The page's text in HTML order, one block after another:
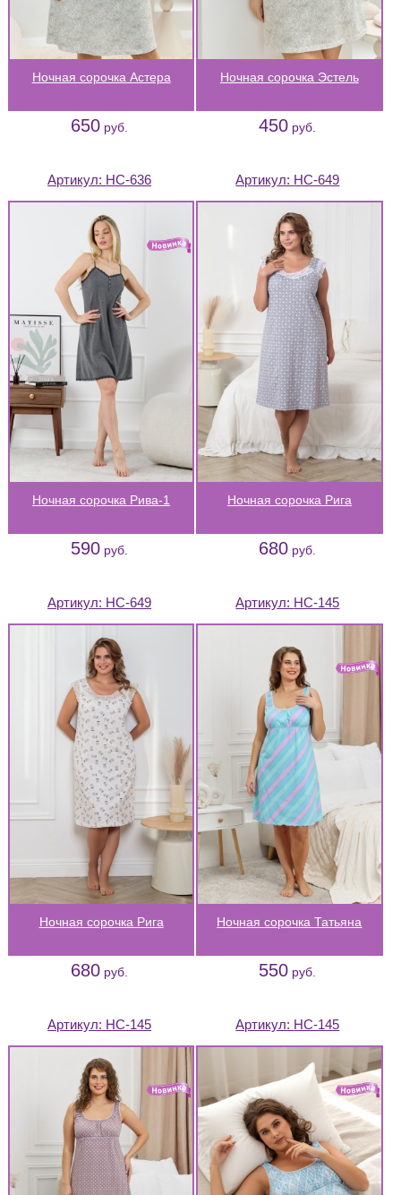
Ночная сорочка Астера
650 руб.
Ночная сорочка Эстель
450 руб.
Артикул: НС-636
Ночная сорочка Рива-1
590 руб.
Артикул: НС-649
Ночная сорочка Рига
680 руб.
Артикул: НС-649
Ночная сорочка Рига
680 руб.
Артикул: НС-145
Ночная сорочка Татьяна
550 руб.
Артикул: НС-145 Артикул: НС-145